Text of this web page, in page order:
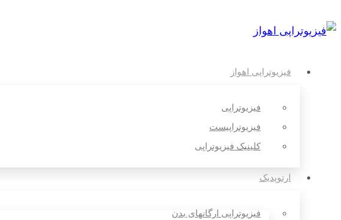
فیزیوتراپی اهواز
فیزیوتراپی
فیزیوتراپیست
کلینیک فیزیوتراپی
ارتوپدیک
فیزیوتراپی ارگانهای بدن